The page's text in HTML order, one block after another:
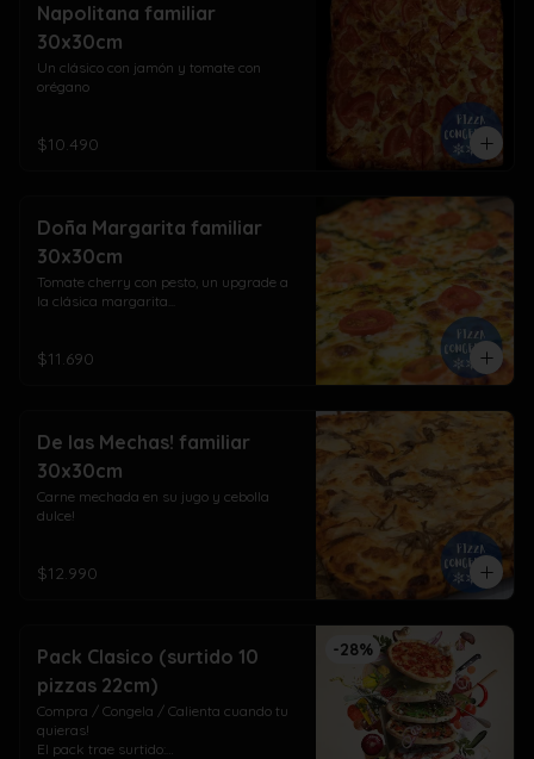
Napolitana familiar
30x30cm
Un clásico con jamón y tomate con
orégano
$10.490
Doña Margarita familiar
30x30cm
Tomate cherry con pesto, un upgrade a
la clásica margarita...
$11.690
De las Mechas! familiar
30x30cm
Carne mechada en su jugo y cebolla
dulce!
$12.990
-28%
Pack Clasico (surtido 10
pizzas 22cm)
Compra / Congela / Calienta cuando tu
quieras!
El pack trae surtido: